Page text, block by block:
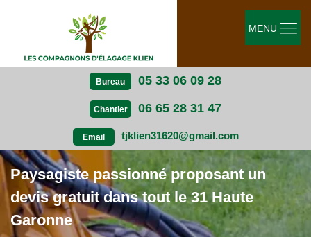
Bureau 05 33 06 09 28
Chantier 06 65 28 31 47
Email tjklien31620@gmail.com
MENU
Paysagiste passionné proposant un
devis gratuit dans tout le 31 Haute
Garonne